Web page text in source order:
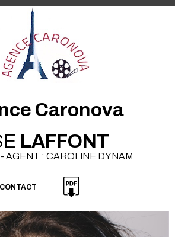
Caronova
LAFFONT
AGENT : CAROLINE DYNAM
CONTACT